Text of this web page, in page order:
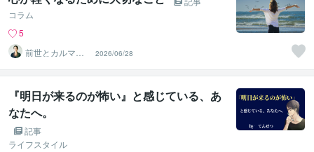
コラム
5
前世とカルマの
翻訳者 Haku
2026/06/28
『明日が来るのが怖い』と感じている、あ
なたへ。
記事
ライフスタイル